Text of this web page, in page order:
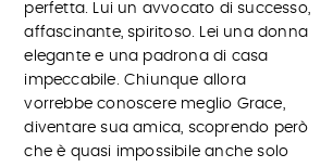
perfetta. Lui un avvocato di successo,
affascinante, spiritoso. Lei una donna
elegante e una padrona di casa
impeccabile. Chiunque allora
vorrebbe conoscere meglio Grace,
diventare sua amica, scoprendo però
che è quasi impossibile anche solo